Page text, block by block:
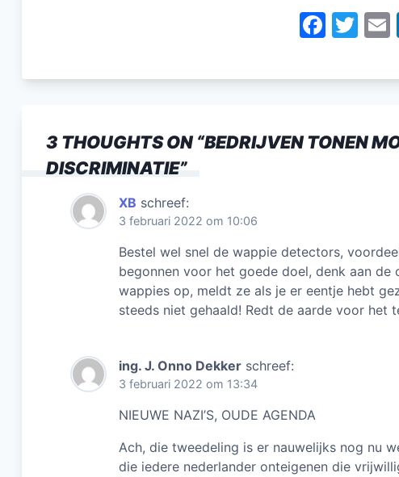
F
c
b
o
T
itt
3 THOUGHTS ON “BEDRIJVEN TONEN
DISCRIMINATIE”
XB schreef:
3 februari 2022 om 10:06
Bestel wel snel de wappie detectors,
begonnen voor het goede doel, denk aan
wappies op, meldt ze als je er eentje hebt
steeds niet gehaald! Redt de aarde voor het
ing. J. Onno Dekker schreef:
3 februari 2022 om 13:34
NIEUWE NAZI’S, OUDE AGENDA
Ach, die tweedeling is er nauwelijks nog nu
die iedere nederlander onteigenen die